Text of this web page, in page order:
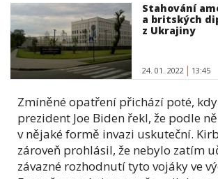
Stahování
a britských
z Ukrajiny
24. 01. 2022 13:45
Zmíněné opatření přichází poté,
prezident Joe Biden řekl, že podle
v nějaké formě invazi uskuteční.
zároveň prohlásil, že nebylo zatím
závazné rozhodnutí tyto vojáky ve